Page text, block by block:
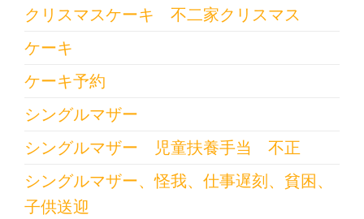
クリスマスケーキ 不二家クリスマス
ケーキ
ケーキ予約
シングルマザー
シングルマザー 児童扶養手当 不正
シングルマザー、怪我、仕事遅刻、貧困、
子供送迎